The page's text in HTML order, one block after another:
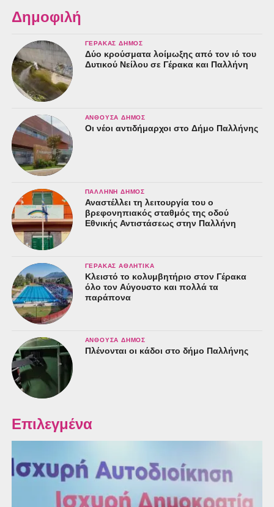
Δημοφιλή
ΓΈΡΑΚΑΣ ΔΉΜΟΣ
Δύο κρούσματα λοίμωξης από τον ιό του
Δυτικού Νείλου σε Γέρακα και Παλλήνη
ΑΝΘΟΎΣΑ ΔΉΜΟΣ
Οι νέοι αντιδήμαρχοι στο Δήμο Παλλήνης
ΠΑΛΛΉΝΗ ΔΉΜΟΣ
Αναστέλλει τη λειτουργία του ο
βρεφονηπιακός σταθμός της οδού
Εθνικής Αντιστάσεως στην Παλλήνη
ΓΈΡΑΚΑΣ ΑΘΛΗΤΙΚΆ
Κλειστό το κολυμβητήριο στον Γέρακα
όλο τον Αύγουστο και πολλά τα
παράπονα
ΑΝΘΟΎΣΑ ΔΉΜΟΣ
Πλένονται οι κάδοι στο δήμο Παλλήνης
Επιλεγμένα